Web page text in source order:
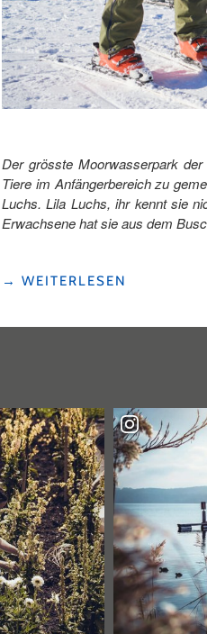
Der grösste Moorwasserpark der
Tiere im Anfängerbereich zu
Luchs. Lila Luchs, ihr kennt sie
Erwachsene hat sie aus dem
"ACHTUNG,
LUCHS
IM
WINTERLICHEN
MOORACULUM,
DEM
WINTERLAND
ROSSWEID
IN
SÖRENBERG"
→ WEITERLESEN